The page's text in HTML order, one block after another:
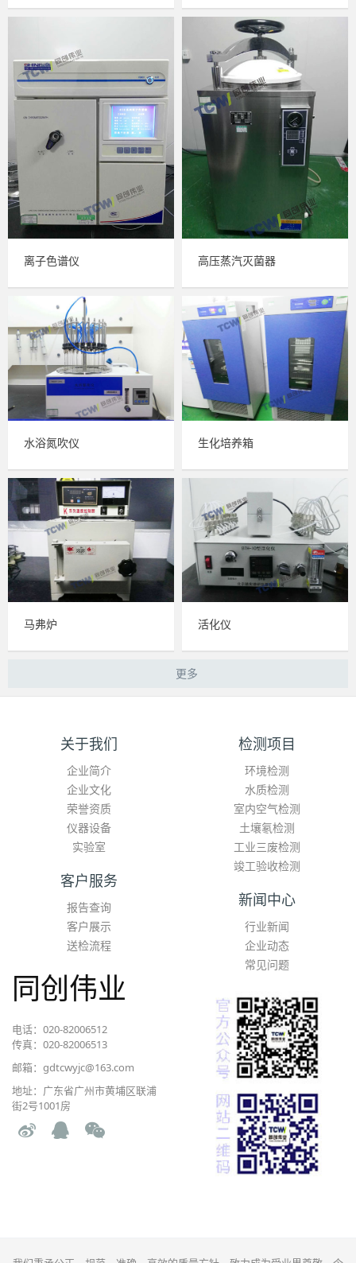
离子色谱仪 高压蒸汽灭菌器
水浴氮吹仪 生化培养箱
马弗炉 活化仪
更多
关于我们
企业简介
企业文化
荣誉资质
仪器设备
实验室
检测项目
环境检测
水质检测
室内空气检测
土壤氡检测
工业三废检测
竣工验收检测
客户服务
报告查询
客户展示
送检流程
新闻中心
行业新闻
企业动态
常见问题
同创伟业
电话：020-82006512
传真：020-82006513
邮箱：gdtcwyjc@163.com
地址：广东省广州市黄埔区联浦
街2号1001房